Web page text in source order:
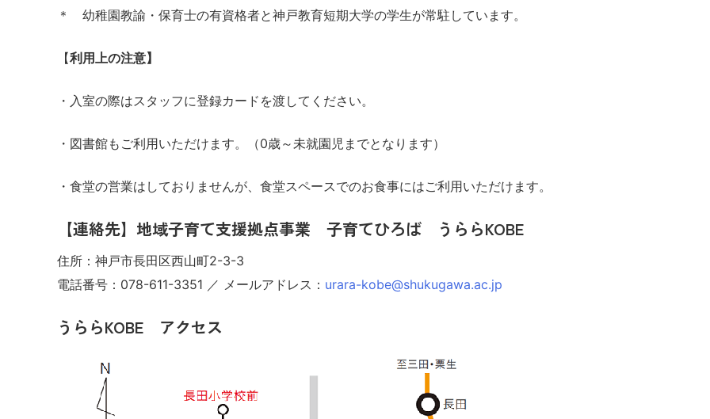
＊ 幼稚園教諭・保育士の有資格者と神戸教育短期大学の学生が常駐しています。
【利用上の注意】
・入室の際はスタッフに登録カードを渡してください。
・図書館もご利用いただけます。（0歳～未就園児までとなります）
・食堂の営業はしておりませんが、食堂スペースでのお食事にはご利用いただけます。
【連絡先】地域子育て支援拠点事業 子育てひろば うららKOBE
住所：神戸市長田区西山町2-3-3
電話番号：078-611-3351 ／ メールアドレス： urara-kobe@shukugawa.ac.jp
うららKOBE アクセス